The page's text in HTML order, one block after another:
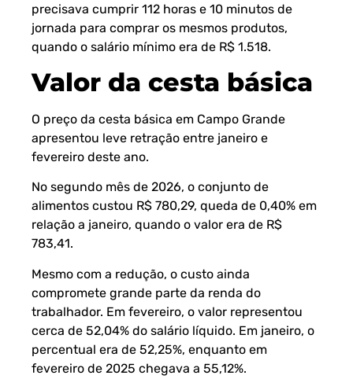
precisava cumprir 112 horas e 10 minutos de
jornada para comprar os mesmos produtos,
quando o salário mínimo era de R$ 1.518.
Valor da cesta básica
O preço da cesta básica em Campo Grande
apresentou leve retração entre janeiro e
fevereiro deste ano.
No segundo mês de 2026, o conjunto de
alimentos custou R$ 780,29, queda de 0,40% em
relação a janeiro, quando o valor era de R$
783,41.
Mesmo com a redução, o custo ainda
compromete grande parte da renda do
trabalhador. Em fevereiro, o valor representou
cerca de 52,04% do salário líquido. Em janeiro, o
percentual era de 52,25%, enquanto em
fevereiro de 2025 chegava a 55,12%.